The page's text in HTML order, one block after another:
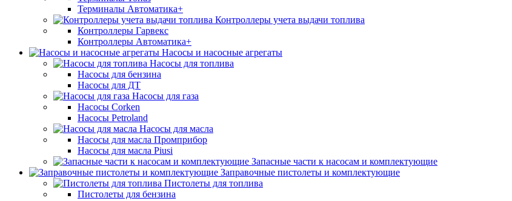
Терминалы Автоматика+
Контроллеры учета выдачи топлива
Контроллеры Гарвекс
Контроллеры Автоматика+
Насосы и насосные агрегаты
Насосы для топлива
Насосы для бензина
Насосы для ДТ
Насосы для газа
Насосы Corken
Насосы Petroland
Насосы для масла
Насосы для масла Промприбор
Насосы для масла Piusi
Запасные части к насосам и комплектующие
Заправочные пистолеты и комплектующие
Пистолеты для топлива
Пистолеты для бензина